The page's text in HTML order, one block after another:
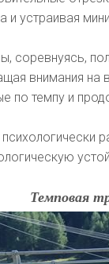
и устраивая
соревнуясь,
внимания на
по темпу и
психологически
Темповая